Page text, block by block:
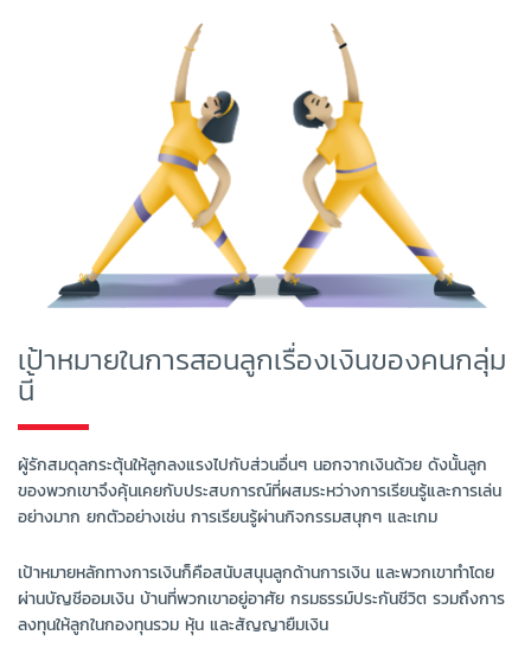
เป้าหมายในการสอนลูกเรื่องเงินของคนกลุ่ม
นี้
ผู้รักสมดุลกระตุ้นให้ลูกลงแรงไปกับส่วนอื่นๆ นอกจากเงินด้วย ดังนั้นลูก
ของพวกเขาจึงคุ้นเคยกับประสบการณ์ที่ผสมระหว่างการเรียนรู้และการเล่น
อย่างมาก ยกตัวอย่างเช่น การเรียนรู้ผ่านกิจกรรมสนุกๆ และเกม
เป้าหมายหลักทางการเงินก็คือสนับสนุนลูกด้านการเงิน และพวกเขาทำโดย
ผ่านบัญชีออมเงิน บ้านที่พวกเขาอยู่อาศัย กรมธรรม์ประกันชีวิต รวมถึงการ
ลงทุนให้ลูกในกองทุนรวม หุ้น และสัญญายืมเงิน